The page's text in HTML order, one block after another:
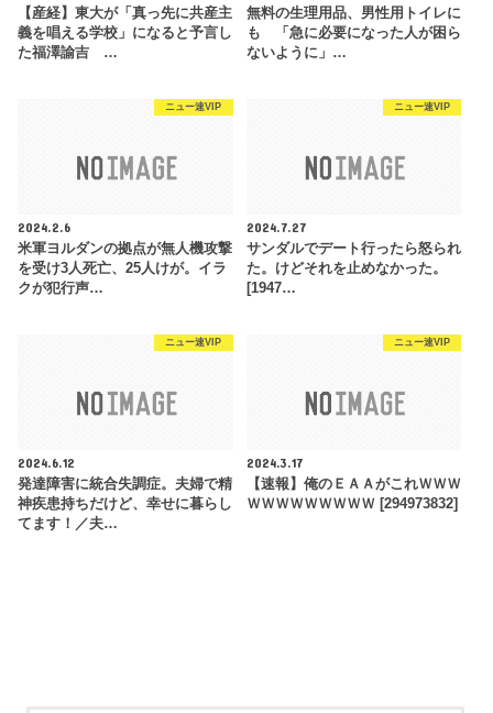
【産経】東大が「真っ先に共産主
義を唱える学校」になると予言し
た福澤諭吉 …
無料の生理用品、男性用トイレに
も 「急に必要になった人が困ら
ないように」…
ニュー速VIP
2024.2.6
米軍ヨルダンの拠点が無人機攻撃
を受け3人死亡、25人けが。イラ
クが犯行声…
ニュー速VIP
2024.7.27
サンダルでデート行ったら怒られ
た。けどそれを止めなかった。
[1947…
ニュー速VIP
2024.6.12
発達障害に統合失調症。夫婦で精
神疾患持ちだけど、幸せに暮らし
てます！／夫…
ニュー速VIP
2024.3.17
【速報】俺のＥＡＡがこれＷＷＷ
ＷＷＷＷＷＷＷＷＷ [294973832]